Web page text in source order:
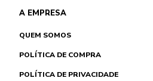
A EMPRESA
QUEM SOMOS
POLÍTICA DE COMPRA
POLÍTICA DE PRIVACIDADE